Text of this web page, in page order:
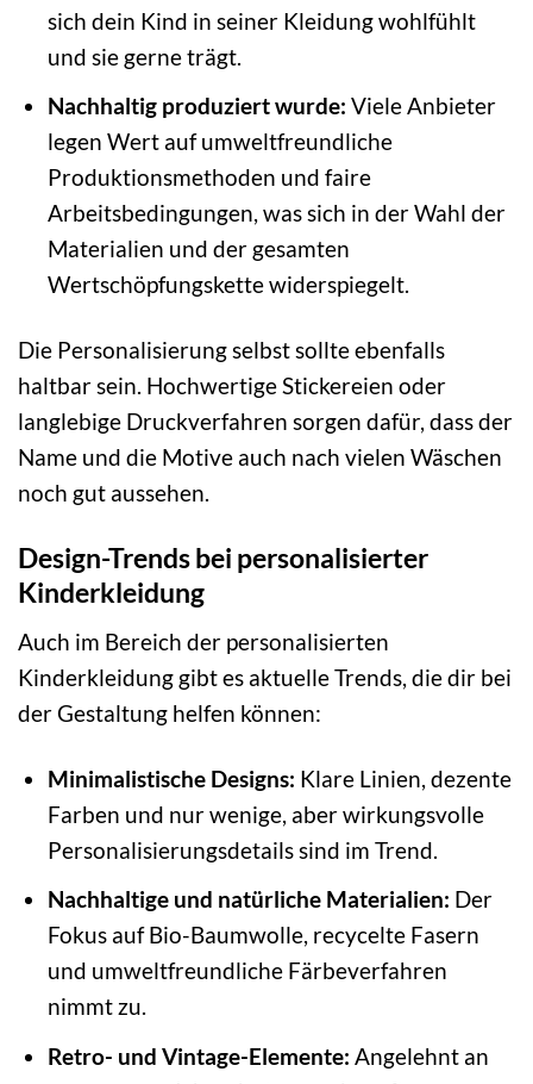
sich dein Kind in seiner Kleidung wohlfühlt
und sie gerne trägt.
Nachhaltig produziert wurde: Viele Anbieter
legen Wert auf umweltfreundliche
Produktionsmethoden und faire
Arbeitsbedingungen, was sich in der Wahl der
Materialien und der gesamten
Wertschöpfungskette widerspiegelt.
Die Personalisierung selbst sollte ebenfalls
haltbar sein. Hochwertige Stickereien oder
langlebige Druckverfahren sorgen dafür, dass der
Name und die Motive auch nach vielen Wäschen
noch gut aussehen.
Design-Trends bei personalisierter
Kinderkleidung
Auch im Bereich der personalisierten
Kinderkleidung gibt es aktuelle Trends, die dir bei
der Gestaltung helfen können:
Minimalistische Designs: Klare Linien, dezente
Farben und nur wenige, aber wirkungsvolle
Personalisierungsdetails sind im Trend.
Nachhaltige und natürliche Materialien: Der
Fokus auf Bio-Baumwolle, recycelte Fasern
und umweltfreundliche Färbeverfahren
nimmt zu.
Retro- und Vintage-Elemente: Angelehnt an